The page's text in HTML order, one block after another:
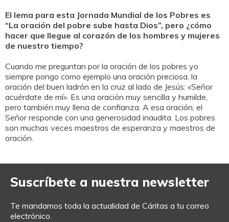
El lema para esta Jornada Mundial de los Pobres es
“La oración del pobre sube hasta Dios”, pero ¿cómo
hacer que llegue al corazón de los hombres y mujeres
de nuestro tiempo?
Cuando me preguntan por la oración de los pobres yo
siempre pongo como ejemplo una oración preciosa, la
oración del buen ladrón en la cruz al lado de Jesús: «Señor
acuérdate de mí». Es una oración muy sencilla y humilde,
pero también muy llena de confianza. A esa oración, el
Señor responde con una generosidad inaudita. Los pobres
son muchas veces maestros de esperanza y maestros de
oración.
Suscríbete a nuestra newsletter
Te mandamos toda la actualidad de Cáritas a tu correo
electrónico.